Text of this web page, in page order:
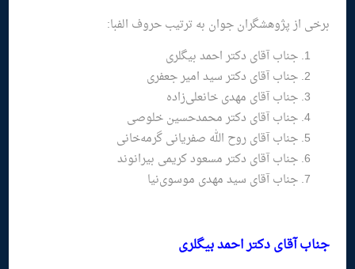
برخی از پژوهشگران جوان به ترتیب حروف الفبا:
جناب آقای دکتر احمد بیگلری
جناب آقای دکتر سید امیر جعفری
جناب آقای مهدی خانعلی‌زاده
جناب آقای دکتر محمدحسین خلوصی
جناب آقای روح الله صفریانی گرمه‌خانی
جناب آقای دکتر مسعود کریمی بیرانوند
جناب آقای سید مهدی موسوی‌نیا
جناب آقای دکتر احمد بیگلری